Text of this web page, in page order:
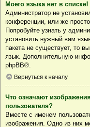
Моего языка нет в списке!
Администратор не
конференции, или же
Попробуйте узнать у
установить нужный вам
пакета не существует, то
язык. Дополнительную
phpBB®.
Вернуться к началу
Что означают
пользователя?
Вместе с именем
изображения. Одно из них